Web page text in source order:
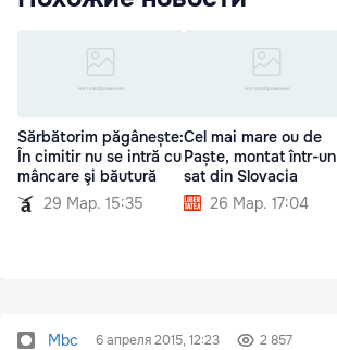
Sărbătorim păgânește:
În cimitir nu se intră cu
mâncare şi băutură
29 Мар. 15:35
Cel mai mare ou de
Paște, montat într-un
sat din Slovacia
26 Мар. 17:04
Mbc 6 апреля 2015, 12:23 2 857